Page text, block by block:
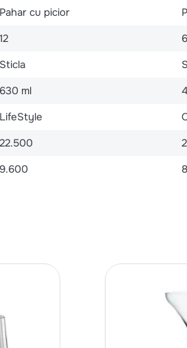
Pahar cu picior
12 6
Sticla
630 ml
LifeStyle
22.500
9.600